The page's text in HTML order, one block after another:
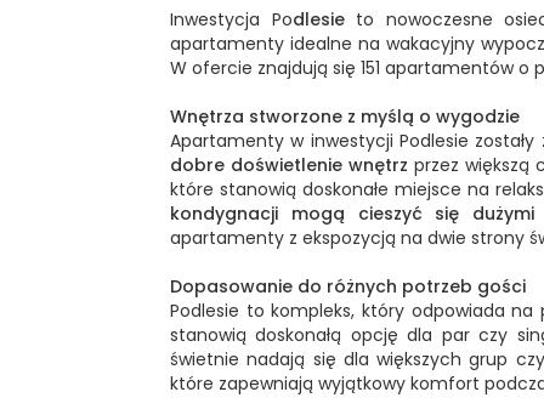
Inwestycja Podlesieto nowoczesne
apartamenty idealne na wakacyjny
W ofercie znajdują się 151 apartamentów
Wnętrza stworzone z myślą o wygodzie
Apartamenty w inwestycji Podlesie
dobre doświetlenie wnętrz przez większą
które stanowią doskonałe miejsce na
kondygnacji mogą cieszyć się dużymi
apartamenty z ekspozycją na dwie strony
Dopasowanie do różnych potrzeb gości
Podlesie to kompleks, który odpowiada
stanowią doskonałą opcję dla par czy
świetnie nadają się dla większych grup
które zapewniają wyjątkowy komfort